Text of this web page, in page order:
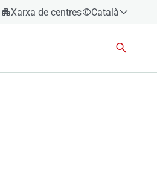
Xarxa de centres
Català